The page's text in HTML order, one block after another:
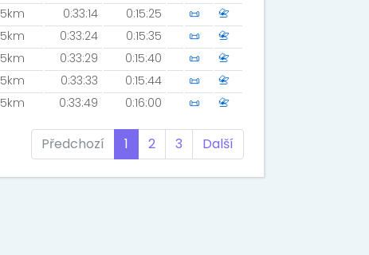
5km 0:33:14 0:15:25 📜
📇
5km 0:33:24 0:15:35 📜
📇
5km 0:33:29 0:15:40 📜
📇
5km 0:33:33 0:15:44 📜
📇
5km 0:33:49 0:16:00 📜 📇
Předchozí 1 2 3 Další